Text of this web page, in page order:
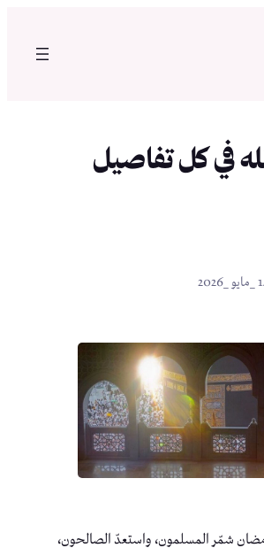
في كل تفاصيل
شمّر المسلمون، واستعدّ الصالحون،